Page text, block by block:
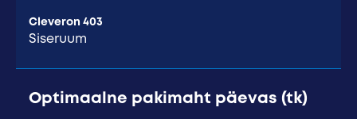
Cleveron 403
Siseruum
Optimaalne pakimaht päevas (tk)